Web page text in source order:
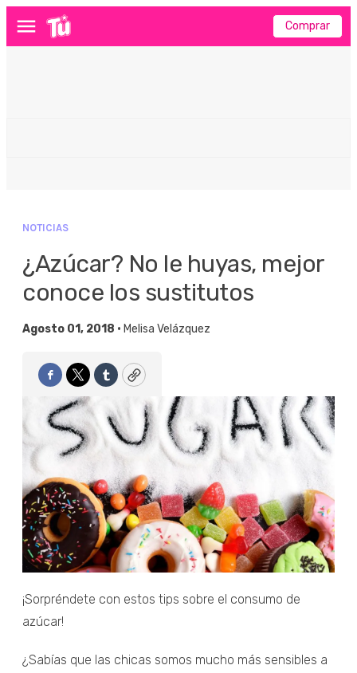
Menú Comprar
NOTICIAS
¿Azúcar? No le huyas, mejor
conoce los sustitutos
Agosto 01, 2018 • Melisa Velázquez
Facebook
TwitterTumblrCopy
¡Sorpréndete con estos tips sobre el consumo de
azúcar!
¿Sabías que las chicas somos mucho más sensibles a